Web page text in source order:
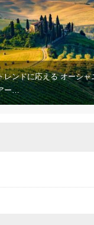
レンドに応える オーシャ
ー…